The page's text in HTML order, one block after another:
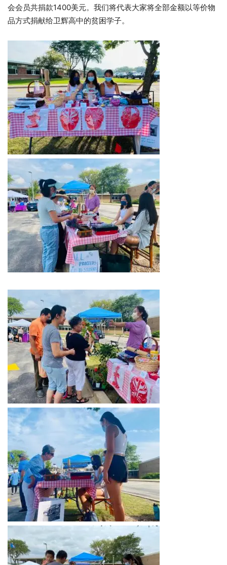
会会员共捐款1400美元。我们将代表大家将全部金额以等价物
品方式捐献给卫辉高中的贫困学子。